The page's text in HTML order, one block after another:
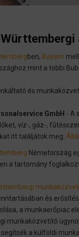
ben, Bayern
mint a többi
és
GmbH - A
víz-, gáz-,
itt találjátok meg:
Németország
a tartomány
és
a munkaerőpiac
munkaközvetítő
a külföldi